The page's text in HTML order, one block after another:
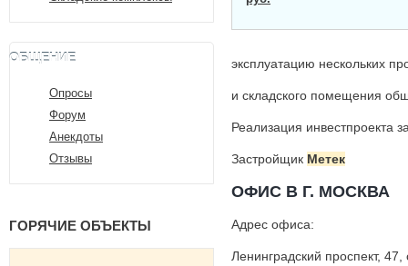
ОБЩЕНИЕ
Опросы
Форум
Анекдоты
Отзывы
ГОРЯЧИЕ ОБЪЕКТЫ
эксплуатацию нескольких
и складского помещения
Реализация инвестпроекта
Застройщик Метек
ОФИС В Г. МОСКВА
Адрес офиса:
Ленинградский проспект,